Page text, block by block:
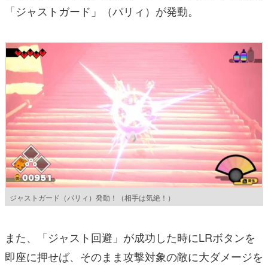
「ジャストガード」（パリィ）が発動。
ジャストガード（パリィ）発動！（相手は気絶！）
また、「ジャスト回避」が成功した時にLRボタンを
即座に押せば、そのまま攻撃対象の敵に大ダメージを